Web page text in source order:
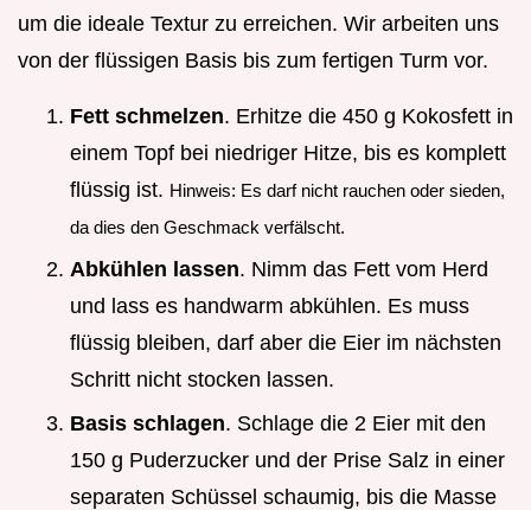
um die ideale Textur zu erreichen. Wir arbeiten uns
von der flüssigen Basis bis zum fertigen Turm vor.
Fett schmelzen. Erhitze die 450 g Kokosfett in
einem Topf bei niedriger Hitze, bis es komplett
flüssig ist. Hinweis: Es darf nicht rauchen oder sieden,
da dies den Geschmack verfälscht.
Abkühlen lassen. Nimm das Fett vom Herd
und lass es handwarm abkühlen. Es muss
flüssig bleiben, darf aber die Eier im nächsten
Schritt nicht stocken lassen.
Basis schlagen. Schlage die 2 Eier mit den
150 g Puderzucker und der Prise Salz in einer
separaten Schüssel schaumig, bis die Masse